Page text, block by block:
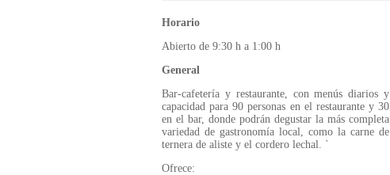
Horario
Abierto de 9:30 h a 1:00 h
General
Bar-cafetería y restaurante, con menús diarios y
capacidad para 90 personas en el restaurante y 30
en el bar, donde podrán degustar la más completa
variedad de gastronomía local, como la carne de
ternera de aliste y el cordero lechal. `
Ofrece: